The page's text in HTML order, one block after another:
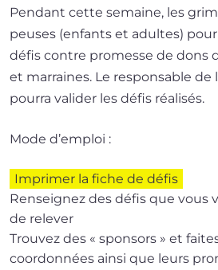
Pendant cette semaine, les
peuses (enfants et adultes)
défis contre pro­messe de dons
et mar­raines. Le res­pon­sable
pour­ra vali­der les défis réalisés.
Mode d’emploi :
Imprimer la fiche de défis
Renseignez des défis que vous
de relever
Trouvez des « spon­sors » et
coor­don­nées ain­si que leurs